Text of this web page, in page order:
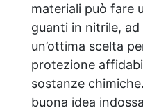
materiali può fare
guanti in nitrile,
un’ottima scelta
protezione
sostanze
buona idea